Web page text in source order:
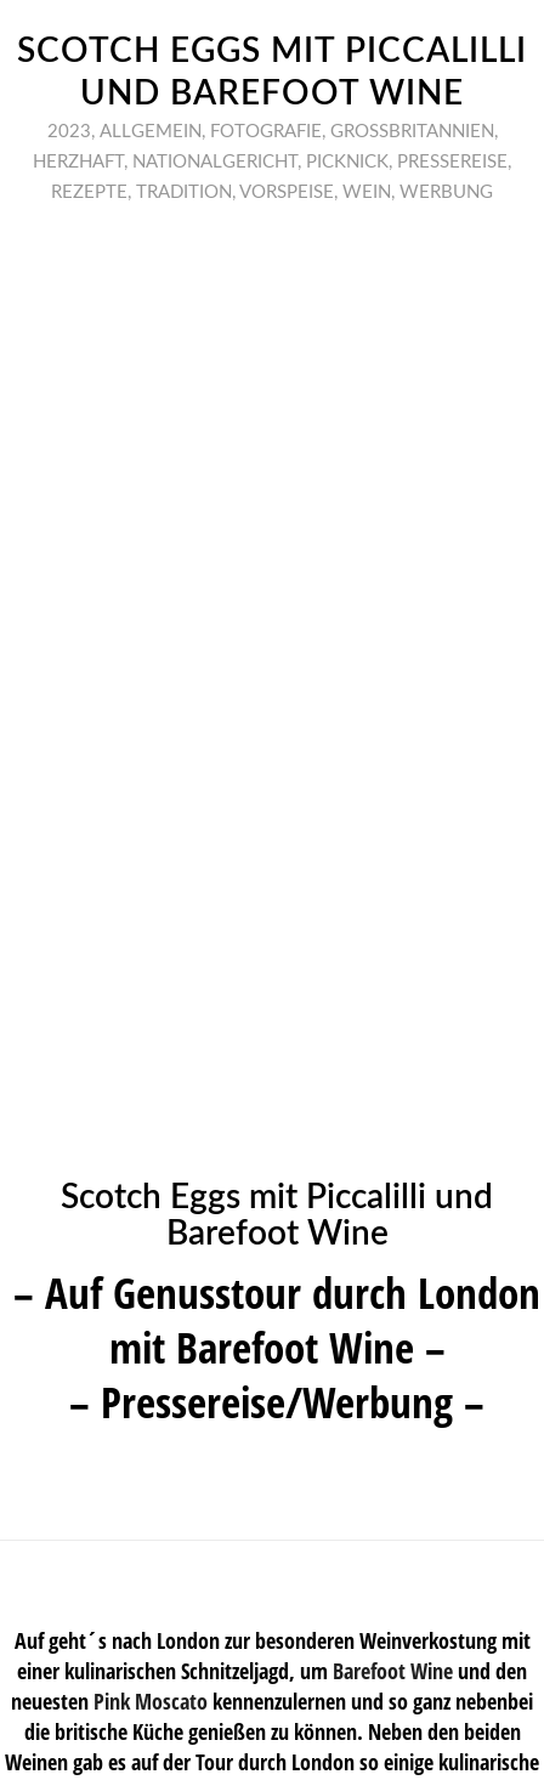
SCOTCH EGGS MIT PICCALILLI
UND BAREFOOT WINE
2023, ALLGEMEIN , FOTOGRAFIE, GROSSBRITANNIEN
,
HERZHAFT , NATIONALGERICHT , PICKNICK, PRESSEREISE,
REZEPTE, TRADITION , VORSPEISE, WEIN , WERBUNG
Scotch Eggs mit Piccalilli und
Barefoot Wine
– Auf Genusstour durch London
mit Barefoot Wine –
– Pressereise/Werbung –
Auf geht´s nach London zur besonderen Weinverkostung mit
einer kulinarischen Schnitzeljagd, um Barefoot Wineund den
neuesten Pink Moscato kennenzulernen und so ganz nebenbei
die britische Küche genießen zu können. Neben den beiden
Weinen gab es auf der Tour durch London so einige kulinarische